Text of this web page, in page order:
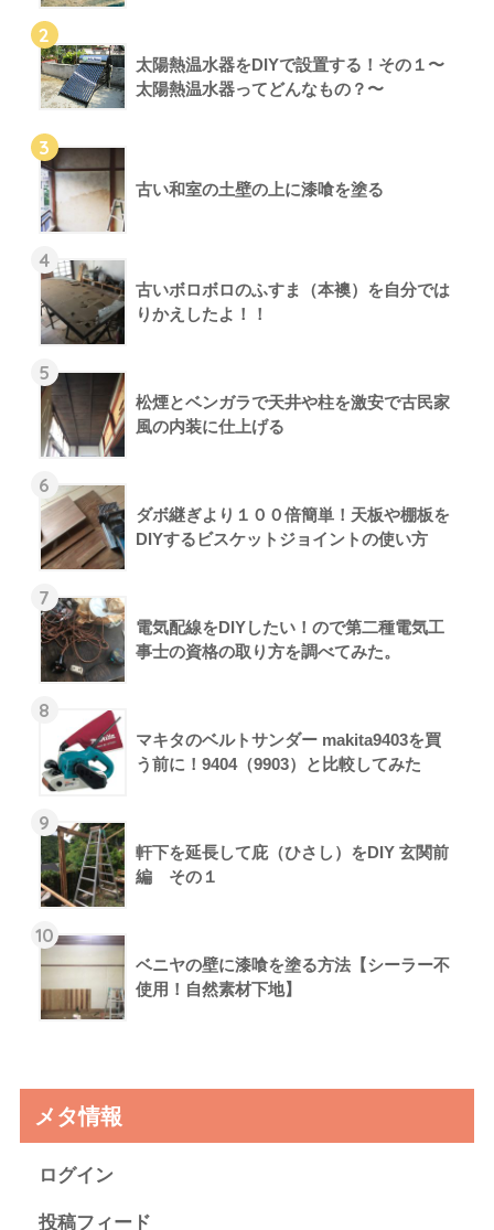
2
太陽熱温水器をDIYで設置する！その１〜
太陽熱温水器ってどんなもの？〜
3
古い和室の土壁の上に漆喰を塗る
4
古いボロボロのふすま（本襖）を自分では
りかえしたよ！！
5
松煙とベンガラで天井や柱を激安で古民家
風の内装に仕上げる
6
ダボ継ぎより１００倍簡単！天板や棚板を
DIYするビスケットジョイントの使い方
7
電気配線をDIYしたい！ので第二種電気工
事士の資格の取り方を調べてみた。
8
マキタのベルトサンダー makita9403を買
う前に！9404（9903）と比較してみた
9
軒下を延長して庇（ひさし）をDIY 玄関前
編 その１
10
ベニヤの壁に漆喰を塗る方法【シーラー不
使用！自然素材下地】
メタ情報
ログイン
投稿フィード